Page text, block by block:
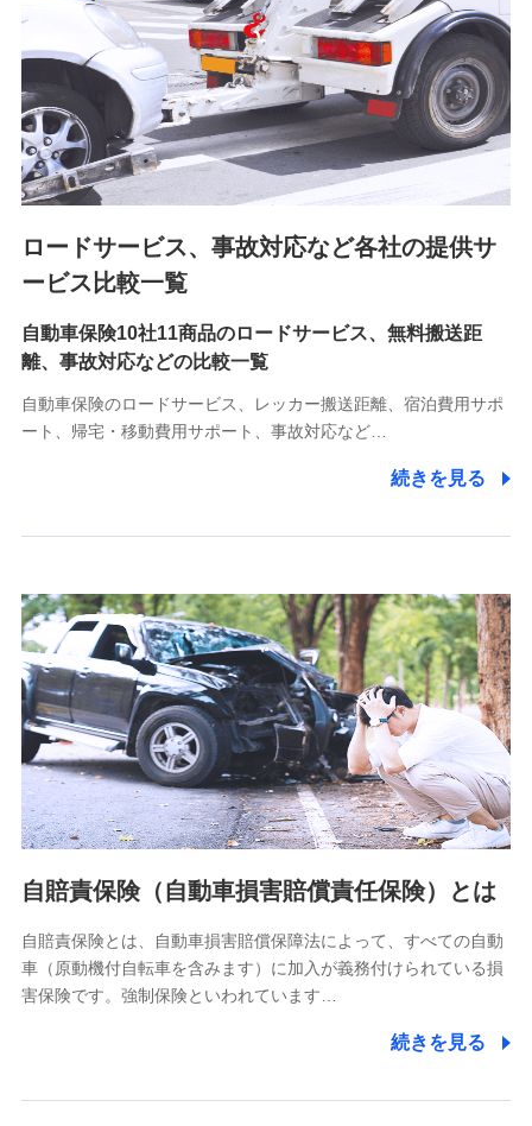
人事･勤怠･健康・労務等の管理、給与支給、福利厚生・採用
退職関連処理等の各種手続きのため、当社と従業員または従
業員同士の連絡のため
8.取引先個人情報
取引先としての選定業務、営業情報の提供業務、契約締結手
続き業務、取引管理業務、およびこれらに準ずる業務の遂行
のため
9.お問い合わせ情報
各種お問い合わせに対応するため
10.受託業務の 個人情報
受託業務の遂行およびこれらに準ずる業務の遂行のため
11.マイカー通勤管理クラウド並びに法人向けASPサー
をお送りするため
分析するため
当社の対応品質向上やお問い合わせ内容の正確な把握のため
個人情報保護管理者の職名、連絡先
株式会社ドコモ・インシュアランス 営業部長
〒103-0013 東京都中央区日本橋人形町2-14-10 アーバン
ネット日本橋ビル 3F
株式会社ドコモ・インシュアランス
個人情報の第三者提供について
除き、第三者に提供いたしません。
業務の委託
当社は利用目的の達成に必要な範囲内において個人情報の取
ロードサービス、事故対応など各社の提供サ
ービス比較一覧
自動車保険10社11商品のロードサービス、無料搬送距
離、事故対応などの比較一覧
自動車保険のロードサービス、レッカー搬送距離、宿泊費用サポ
ート、帰宅・移動費用サポート、事故対応など…
続きを見る
自賠責保険（自動車損害賠償責任保険）とは
自賠責保険とは、自動車損害賠償保障法によって、すべての自動
車（原動機付自転車を含みます）に加入が義務付けられている損
害保険です。強制保険といわれています…
続きを見る